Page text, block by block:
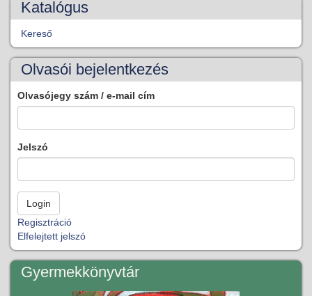
Katalógus
Kereső
Olvasói bejelentkezés
Olvasójegy szám / e-mail cím
Jelszó
Regisztráció
Elfelejtett jelszó
Gyermekkönyvtár